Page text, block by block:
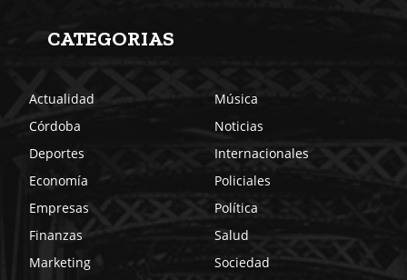
CATEGORIAS
Actualidad
Córdoba
Deportes
Economía
Empresas
Finanzas
Marketing
Música
Noticias
Internacionales
Policiales
Política
Salud
Sociedad